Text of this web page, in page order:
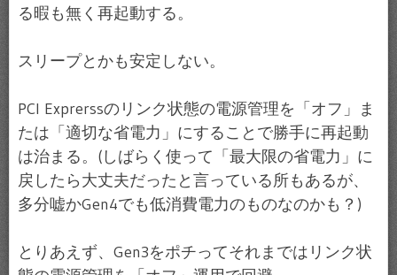
る暇も無く再起動する。
スリープとかも安定しない。
PCI Exprerssのリンク状態の電源管理を「オフ」ま
たは「適切な省電力」にすることで勝手に再起動
は治まる。(しばらく使って「最大限の省電力」に
戻したら大丈夫だったと言っている所もあるが、
多分嘘かGen4でも低消費電力のものなのかも？)
とりあえず、Gen3をポチってそれまではリンク状